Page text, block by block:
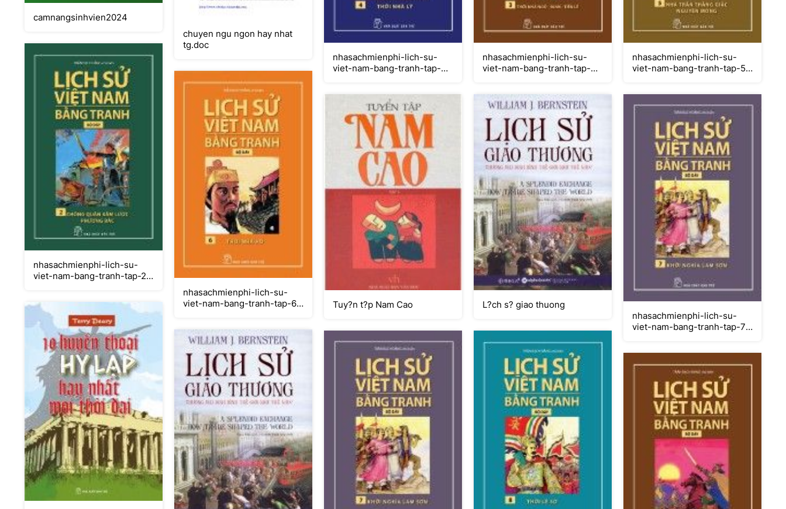
camnangsinhvien2024
chuyen ngu ngon hay nhat
tg.doc
nhasachmienphi-lich-su-
viet-nam-bang-tranh-tap-4-
nhasachmienphi-lich-su-
viet-nam-bang-tranh-tap-3-
nhasachmienphi-lich-su-
viet-nam-bang-tranh-tap-5-
nhasachmienphi-lich-su-
viet-nam-bang-tranh-tap-2-
nhasachmienphi-lich-su-
viet-nam-bang-tranh-tap-6-
Tuy?n t?p Nam Cao
L?ch s? giao thuong
nhasachmienphi-lich-su-
viet-nam-bang-tranh-tap-7-